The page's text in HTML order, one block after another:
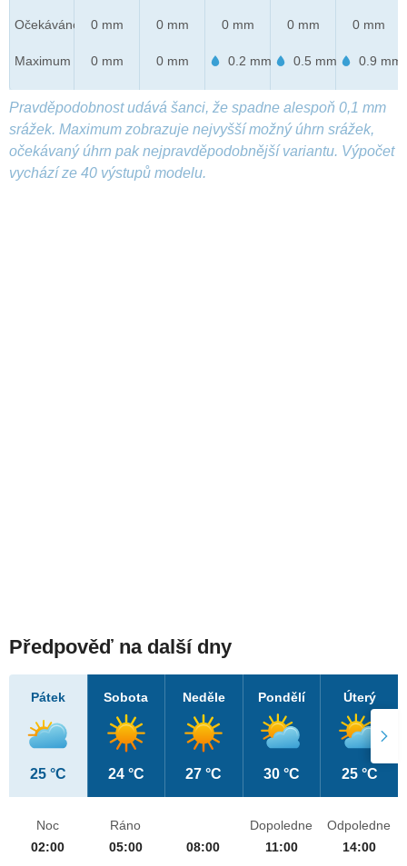
Očekáváno
Maximum
0 mm
0 mm
0 mm
0 mm
0 mm
0.2 mm
0 mm
0.5 mm
0 mm
0.9 mm
Pravděpodobnost udává šanci, že spadne alespoň 0,1 mm
srážek. Maximum zobrazuje nejvyšší možný úhrn srážek,
očekávaný úhrn pak nejpravděpodobnější variantu. Výpočet
vychází ze 40 výstupů modelu.
Předpověď na další dny
Pátek
25 °C
Sobota
24 °C
Neděle
27 °C
Pondělí
30 °C
Úterý
25 °C
Noc
02:00
Ráno
05:00
08:00
Dopoledne
11:00
Odpoledne
14:00